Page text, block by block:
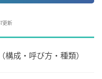
更新
成・呼び方・種類）